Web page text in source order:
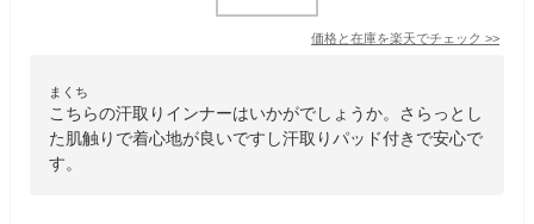
価格と在庫を楽天でチェック >>
まくち
こちらの汗取りインナーはいかがでしょうか。さらっとし
た肌触りで着心地が良いですし汗取りパッド付きで安心で
す。